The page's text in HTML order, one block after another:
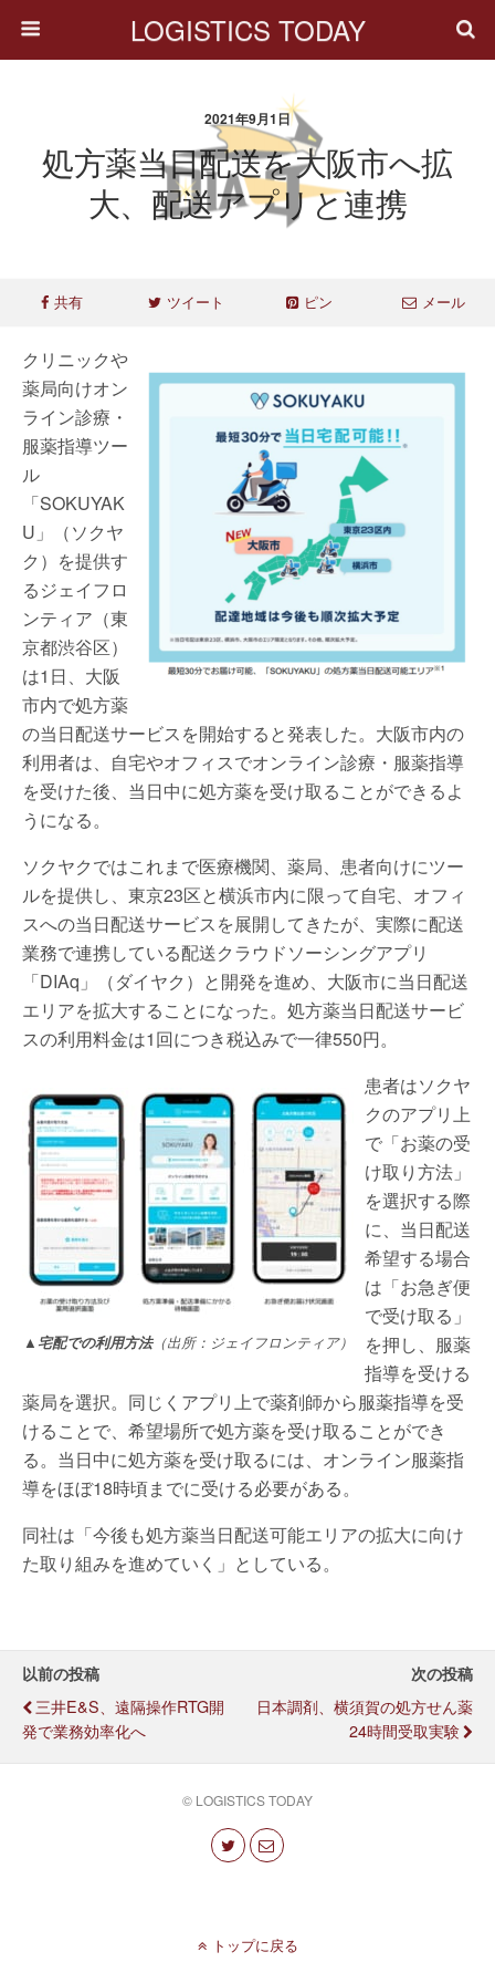
LOGISTICS TODAY
2021年9月1日
処方薬当日配送を大阪市へ拡
大、配送アプリと連携
共有 ツイート ピン メール
クリニックや
薬局向けオン
ライン診療・
服薬指導ツー
ル
「SOKUYAK
U」（ソクヤ
ク）を提供す
るジェイフロ
ンティア（東
京都渋谷区）
は1日、大阪
市内で処方薬
の当日配送サービスを開始すると発表した。大阪市内の
利用者は、自宅やオフィスでオンライン診療・服薬指導
を受けた後、当日中に処方薬を受け取ることができるよ
うになる。
ソクヤクではこれまで医療機関、薬局、患者向けにツー
ルを提供し、東京23区と横浜市内に限って自宅、オフィ
スへの当日配送サービスを展開してきたが、実際に配送
業務で連携している配送クラウドソーシングアプリ
「DIAq」（ダイヤク）と開発を進め、大阪市に当日配送
エリアを拡大することになった。処方薬当日配送サービ
スの利用料金は1回につき税込みで一律550円。
▲ 宅配での利用方法（出所：ジェイフロンティア）
患者はソクヤ
クのアプリ上
で「お薬の受
け取り方法」
を選択する際
に、当日配送
希望する場合
は「お急ぎ便
で受け取る」
を押し、服薬
指導を受ける
薬局を選択。同じくアプリ上で薬剤師から服薬指導を受
けることで、希望場所で処方薬を受け取ることができ
る。当日中に処方薬を受け取るには、オンライン服薬指
導をほぼ18時頃までに受ける必要がある。
同社は「今後も処方薬当日配送可能エリアの拡大に向け
た取り組みを進めていく」としている。
以前の投稿
三井E&S、遠隔操作RTG開
発で業務効率化へ
次の投稿
日本調剤、横須賀の処方せん薬
24時間受取実験
© LOGISTICS TODAY
トップに戻る